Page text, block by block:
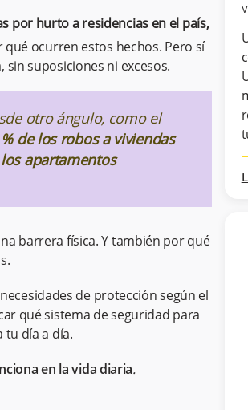
por hurto a residencias en el país,
ocurren estos hechos. Pero sí
suposiciones ni excesos.
otro ángulo, como el
de los robos a viviendas
apartamentos
barrera física. Y también por qué
de protección según el
qué sistema de seguridad para
tu día a día.
en la vida diaria.